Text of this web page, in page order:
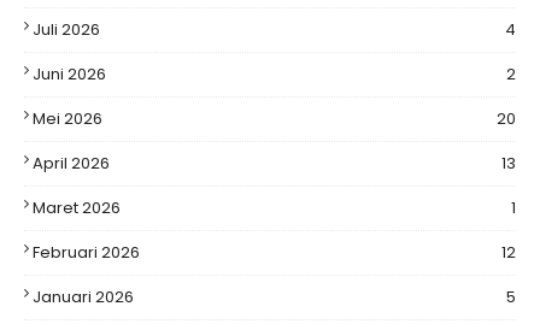
Juli 2026
4
Juni 2026
2
Mei 2026
20
April 2026
13
Maret 2026
1
Februari 2026
12
Januari 2026
5